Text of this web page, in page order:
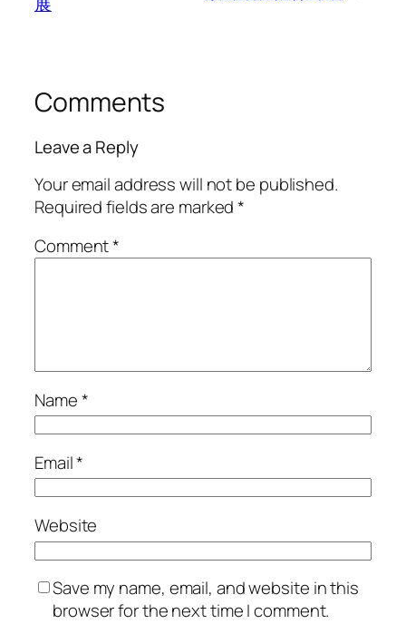
Comments
Leave a Reply
Your email address will not be published.
Required fields are marked*
Comment*
Name*
Email*
Website
Save my name, email, and website in this
browser for the next time I comment.